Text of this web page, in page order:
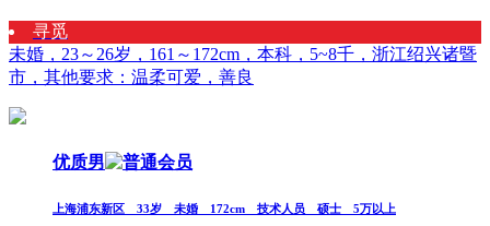
寻觅
未婚，23～26岁，161～172cm，本科，5~8千，浙江绍兴诸暨
市，其他要求：温柔可爱，善良
优质男
上海浦东新区 33岁 未婚 172cm 技术人员 硕士 5万以上